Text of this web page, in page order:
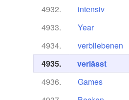
4932.
intensiv
4933.
Year
4934.
verbliebenen
4935.
verlässt
4936.
Games